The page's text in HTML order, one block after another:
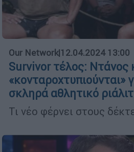
Our Network|12.04.2024 13:00
Survivor τέλος: Ντάνος
«κονταροχτυπιούνται»
σκληρά αθλητικό
Τι νέο φέρνει στους